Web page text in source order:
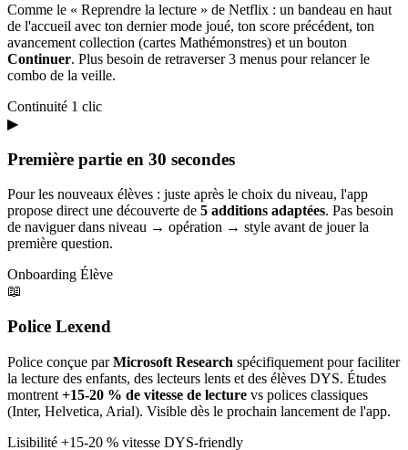
Comme le « Reprendre la lecture » de Netflix : un bandeau en haut
de l'accueil avec ton dernier mode joué, ton score précédent, ton
avancement collection (cartes Mathémonstres) et un bouton
Continuer. Plus besoin de retraverser 3 menus pour relancer le
combo de la veille.
Continuité 1 clic
▶
Première partie en 30 secondes
Pour les nouveaux élèves : juste après le choix du niveau, l'app
propose direct une découverte de 5 additions adaptées. Pas besoin
de naviguer dans niveau → opération → style avant de jouer la
première question.
Onboarding Élève
📖
Police Lexend
Police conçue parMicrosoft Research spécifiquement pour faciliter
la lecture des enfants, des lecteurs lents et des élèves DYS. Études
montrent +15-20 % de vitesse de lecture vs polices classiques
(Inter, Helvetica, Arial). Visible dès le prochain lancement de l'app.
Lisibilité +15-20 % vitesse DYS-friendly